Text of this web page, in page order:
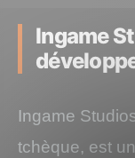
Ingame
Ingame
tchèque, est